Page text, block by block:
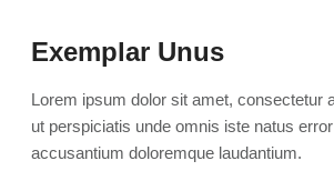
Exemplar Unus
Lorem ipsum dolor sit amet, consectetur
ut perspiciatis unde omnis iste natus
accusantium doloremque laudantium.